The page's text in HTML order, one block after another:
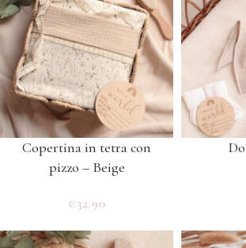
Copertina in tetra con
pizzo – Beige
€32.90